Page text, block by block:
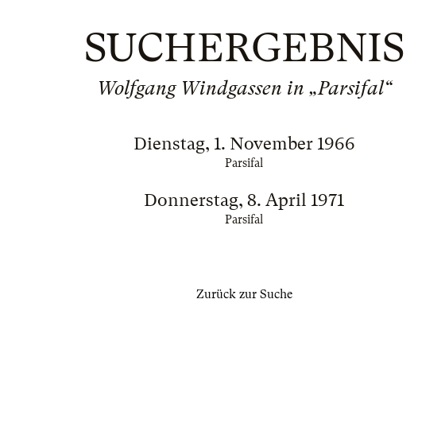
SUCHERGEBNIS
Wolfgang Windgassen in „Parsifal“
Dienstag, 1. November 1966
Parsifal
Donnerstag, 8. April 1971
Parsifal
Zurück zur Suche